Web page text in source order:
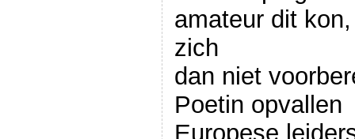
amateur dit
zich
dan niet
Poetin
Europese